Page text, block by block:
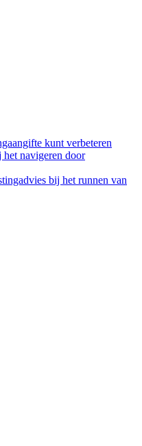
kunt verbeteren
het navigeren door
bij het runnen van